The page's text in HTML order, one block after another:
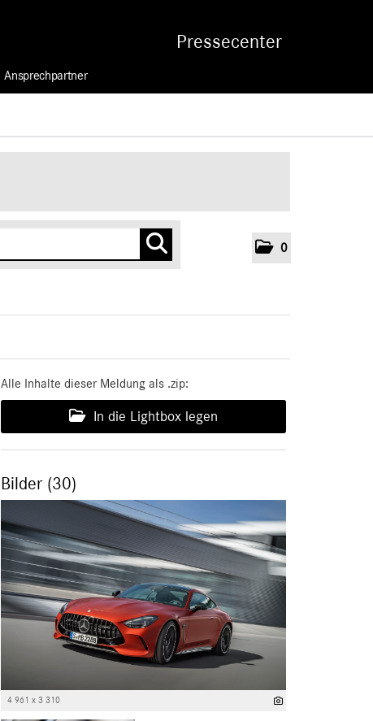
Pressecenter
0
Ansprechpartner
Alle Inhalte dieser Meldung als .zip:
In die Lightbox legen
Bilder (30)
4 961 x 3 310